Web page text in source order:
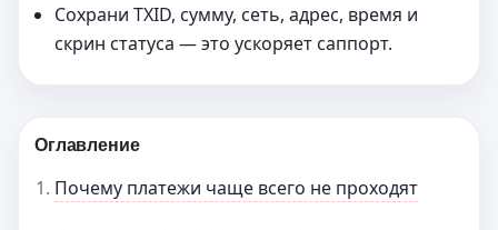
Сохрани TXID, сумму, сеть, адрес, время и
скрин статуса — это ускоряет саппорт.
Оглавление
Почему платежи чаще всего не проходят